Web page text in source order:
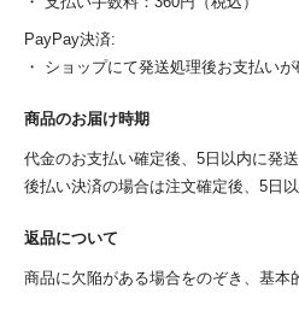
PayPay決済:
・ ショップにて発送処理後お支払いが
商品のお届け時期
代金のお支払い確定後、5日以内に発送
後払い決済の場合は注文確定後、5日
返品について
商品に欠陥がある場合をのぞき、基本